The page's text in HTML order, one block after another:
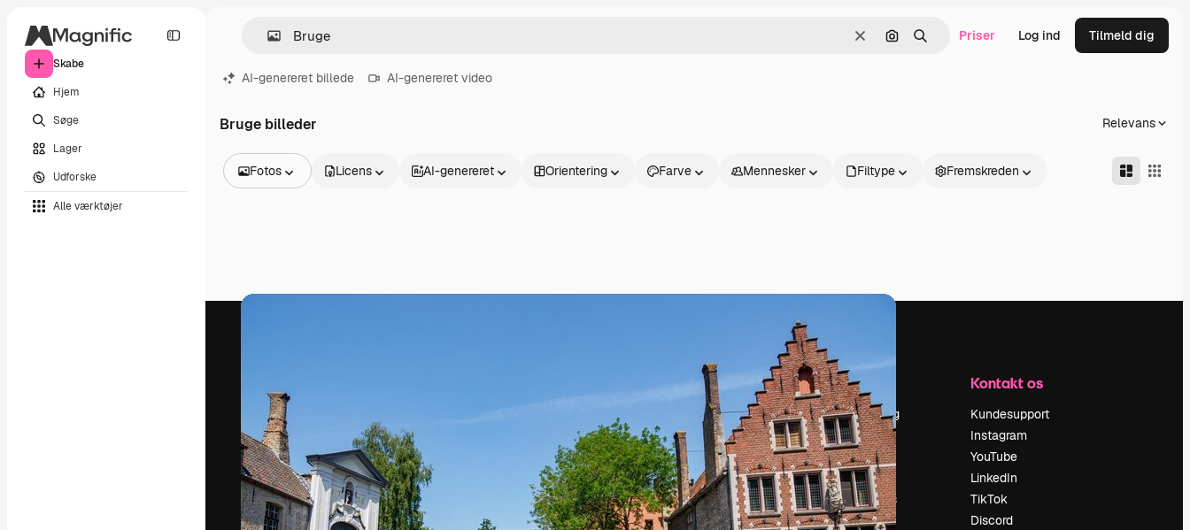
Skabe
Hjem
Søge
Lager
Udforske
Alle værktøjer
Klar Søg efter billede
Søge Priser Log ind Tilmeld dig
AI-genereret billede AI-genereret video
Bruge billeder Relevans
Fotos
Videoer
Skrifttyper
Licens AI-genereret Orientering Farve Mennesker Filtype Fremskreden
arbejde. Over 1 million abonnenter – fra
kreative og virksomheder til bureauer og
studier.
Dansk
AI-assistent
AI-billedgenerator
AI-videogenerator
AI-
stemmegenerator
Kom godt i
gang
Academy
Dokumentation
Support
Vilkår for brug
Privatlivspolitik
Firma
Prissætning
Om os
Reviews
Karriere
Søgetrends
Blog
Kontakt os
Kundesupport
Instagram
YouTube
LinkedIn
TikTok
Discord